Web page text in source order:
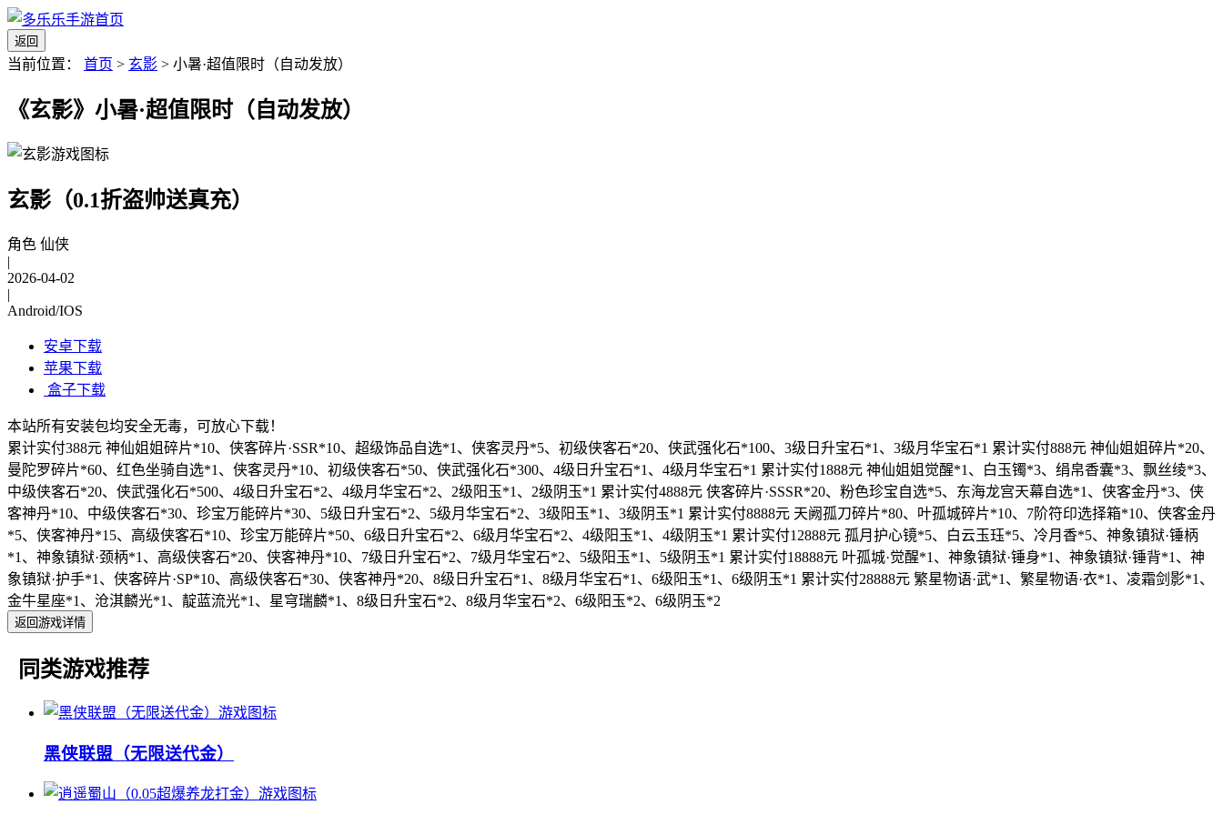
返回
当前位置： 首页 > 玄影 > 小暑·超值限时（自动发放）
《玄影》小暑·超值限时（自动发放）
玄影（0.1折盗帅送真充）
角色 仙侠
|
2026-04-02
|
Android/IOS
安卓下载
苹果下载
盒子下载
本站所有安装包均安全无毒，可放心下载！
累计实付388元 神仙姐姐碎片*10、侠客碎片·SSR*10、超级饰品自选*1、侠客灵丹*5、初级侠客石*20、侠武强化石*100、3级日升宝石*1、3级月华宝石*1 累计实付888元 神仙姐姐碎片*20、
曼陀罗碎片*60、红色坐骑自选*1、侠客灵丹*10、初级侠客石*50、侠武强化石*300、4级日升宝石*1、4级月华宝石*1 累计实付1888元 神仙姐姐觉醒*1、白玉镯*3、绢帛香囊*3、飘丝绫*3、
中级侠客石*20、侠武强化石*500、4级日升宝石*2、4级月华宝石*2、2级阳玉*1、2级阴玉*1 累计实付4888元 侠客碎片·SSSR*20、粉色珍宝自选*5、东海龙宫天幕自选*1、侠客金丹*3、侠
客神丹*10、中级侠客石*30、珍宝万能碎片*30、5级日升宝石*2、5级月华宝石*2、3级阳玉*1、3级阴玉*1 累计实付8888元 天阙孤刀碎片*80、叶孤城碎片*10、7阶符印选择箱*10、侠客金丹
*5、侠客神丹*15、高级侠客石*10、珍宝万能碎片*50、6级日升宝石*2、6级月华宝石*2、4级阳玉*1、4级阴玉*1 累计实付12888元 孤月护心镜*5、白云玉珏*5、冷月香*5、神象镇狱·锤柄
*1、神象镇狱·颈柄*1、高级侠客石*20、侠客神丹*10、7级日升宝石*2、7级月华宝石*2、5级阳玉*1、5级阴玉*1 累计实付18888元 叶孤城·觉醒*1、神象镇狱·锤身*1、神象镇狱·锤背*1、神
象镇狱·护手*1、侠客碎片·SP*10、高级侠客石*30、侠客神丹*20、8级日升宝石*1、8级月华宝石*1、6级阳玉*1、6级阴玉*1 累计实付28888元 繁星物语·武*1、繁星物语·衣*1、凌霜剑影*1、
金牛星座*1、沧淇麟光*1、靛蓝流光*1、星穹瑞麟*1、8级日升宝石*2、8级月华宝石*2、6级阳玉*2、6级阴玉*2
返回游戏详情
同类游戏推荐
黑侠联盟（无限送代金）